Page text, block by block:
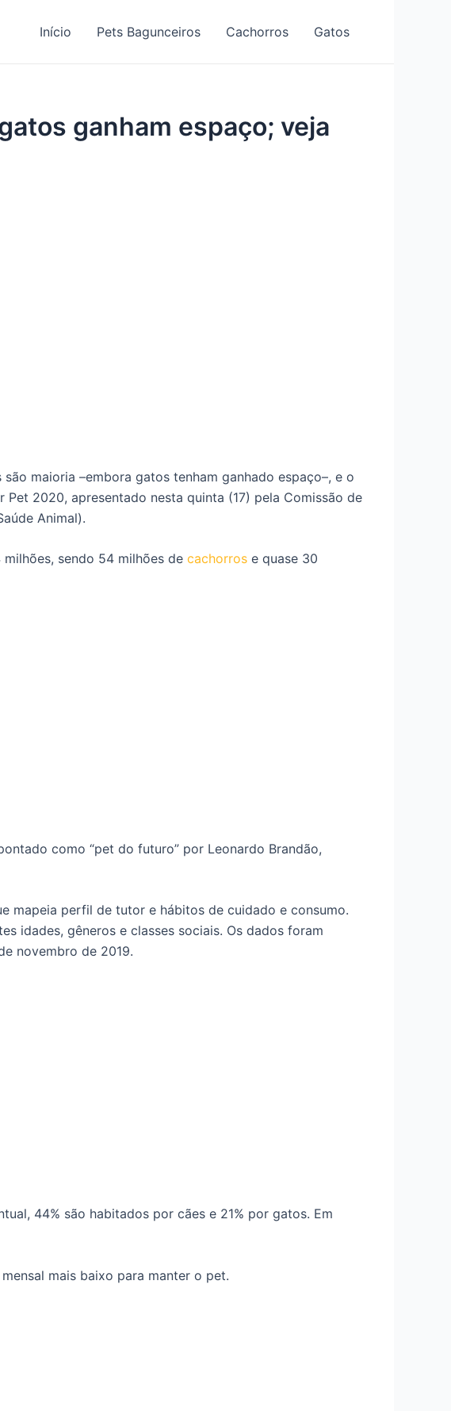
Início Pets Bagunceiros Cachorros Gatos
ganham espaço; veja
maioria –embora gatos tenham ganhado espaço–, e o
2020, apresentado nesta quinta (17) pela Comissão de
Animal).
sendo 54 milhões de cachorros e quase 30
como “pet do futuro” por Leonardo Brandão,
mapeia perfil de tutor e hábitos de cuidado e consumo.
idades, gêneros e classes sociais. Os dados foram
novembro de 2019.
44% são habitados por cães e 21% por gatos. Em
mais baixo para manter o pet.